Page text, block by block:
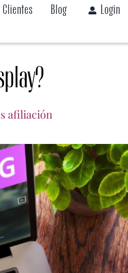
Clientes Blog Login
afiliación